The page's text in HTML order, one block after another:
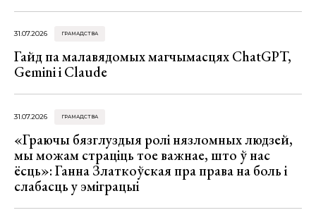
31.07.2026 ГРАМАДСТВА
Гайд па малавядомых магчымасцях ChatGPT,
Gemini і Claude
31.07.2026 ГРАМАДСТВА
«Граючы бязглуздыя ролі нязломных людзей,
мы можам страціць тое важнае, што ў нас
ёсць»: Ганна Златкоўская пра права на боль і
слабасць у эміграцыі